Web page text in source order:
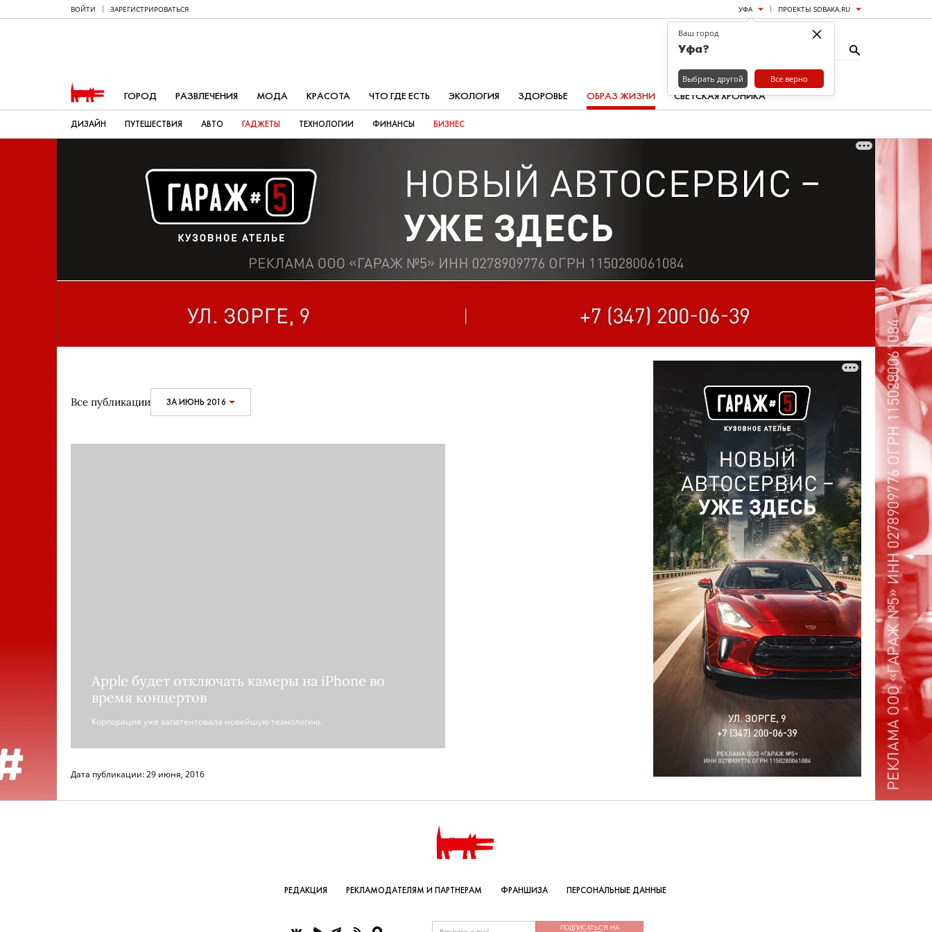
ВОЙТИ ЗАРЕГИСТРИРОВАТЬСЯ УФА ПРОЕКТЫ SOBAKA.RU
ГОРОД РАЗВЛЕЧЕНИЯ МОДА КРАСОТА ЧТО ГДЕ ЕСТЬ ЭКОЛОГИЯ ЗДОРОВЬЕ ОБРАЗ ЖИЗНИ СВЕТСКАЯ ХРОНИКА
ДИЗАЙН ПУТЕШЕСТВИЯ АВТО ГАДЖЕТЫ ТЕХНОЛОГИИ ФИНАНСЫ БИЗНЕС
Все публикации ЗА ИЮНЬ 2016
Apple будет отключать камеры на iPhone во
время концертов
Корпорация уже запатентовала новейшую технологию.
Дата публикации:29 июня, 2016
РЕДАКЦИЯ РЕКЛАМОДАТЕЛЯМ И ПАРТНЕРАМ ФРАНШИЗА ПЕРСОНАЛЬНЫЕ ДАННЫЕ
ПОДПИСАТЬСЯ НА
×
Ваш город
Уфа?
Выбрать другой Все верно